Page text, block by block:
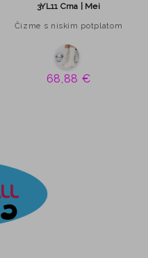
3YL11 Crna | Mei
Čizme s niskim potplatom
68,88 €